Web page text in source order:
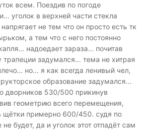
всем. Поездив по погоде
уголок в верхней части стекла
не тем что он просто есть тк
а тем что с него постоянно
надоедает зараза... почитав
задумался... тема не хитрая
но... я как всегда ленивый чел,
образование задумался...
дворников 530/500 прикинув
геометрию всего перемещения,
щётки примерно 600/450. судя по
будет, да и уголок этот отпадёт сам